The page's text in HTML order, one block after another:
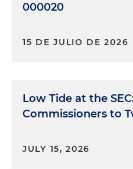
000020
15 DE JULIO DE 2026
Low Tide at the
Commissioners to
JULY 15, 2026